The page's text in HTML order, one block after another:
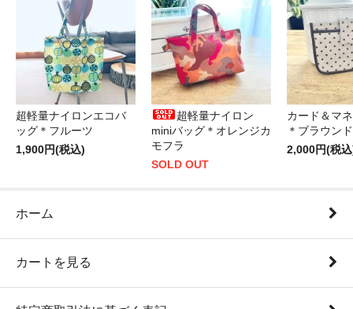
超軽量ナイロンエコバ
ッグ＊フルーツ
1,900円(税込)
超軽量ナイロン
miniバッグ＊オレンジカ
モフラ
SOLD OUT
カード＆マ
＊ブラウン
2,000円(税
ホーム
カートを見る